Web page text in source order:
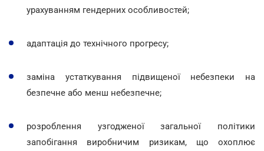
урахуванням гендерних особливостей;
адаптація до технічного прогресу;
заміна устаткування підвищеної небезпеки на
безпечне або менш небезпечне;
розроблення узгодженої загальної політики
запобігання виробничим ризикам, що охоплює